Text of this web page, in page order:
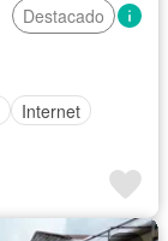
Destacado
Internet